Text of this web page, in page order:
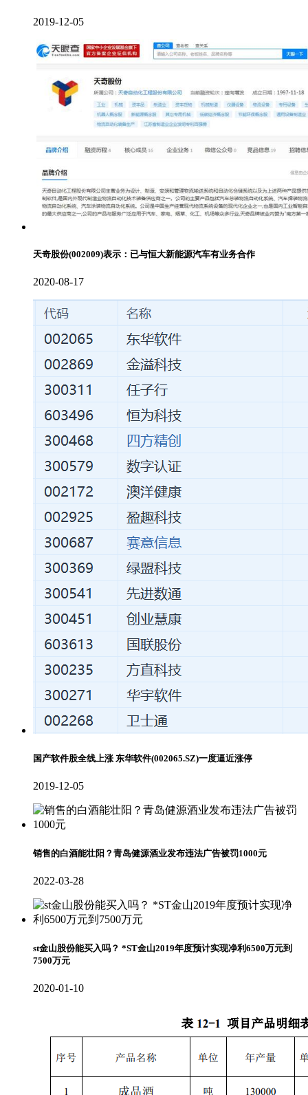
2019-12-05
天奇股份(002009)表示：已与恒大新能源汽车有业务合作
2020-08-17
国产软件股全线上涨 东华软件(002065.SZ)一度逼近涨停
2019-12-05
销售的白酒能壮阳？青岛健源酒业发布违法广告被罚1000元
2022-03-28
st金山股份能买入吗？ *ST金山2019年度预计实现净利6500万元到
7500万元
2020-01-10